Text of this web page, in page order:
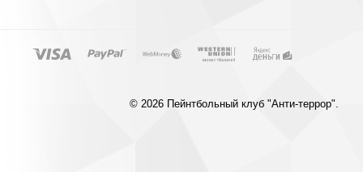
© 2026 Пейнтбольный клуб "Анти-террор".